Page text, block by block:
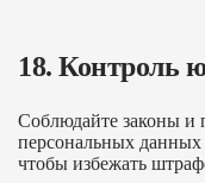
18. Контроль
Соблюдайте законы и
персональных данных
чтобы избежать